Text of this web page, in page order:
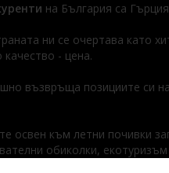
на България са
ни се очертава като
- цена.
възвръща позициите си
освен към летни почивки
обиколки,